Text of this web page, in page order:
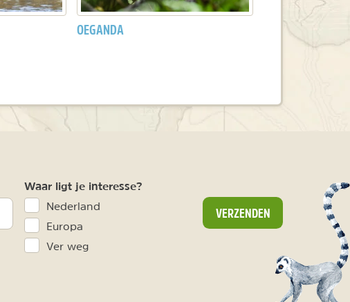
OEGANDA
Waar ligt je interesse?
Nederland
Europa
Ver weg
VERZENDEN